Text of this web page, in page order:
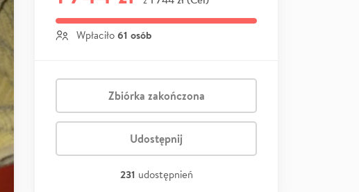
Wpłaciło 61 osób
Zbiórka zakończona
Udostępnij
231 udostępnień